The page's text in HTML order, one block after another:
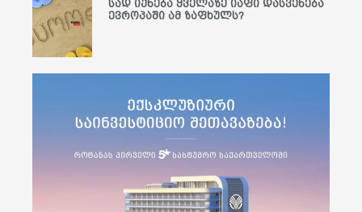
სად იქნება ყველაზე იაფი დასვენება
ევროპაში ამ ზაფხულს?